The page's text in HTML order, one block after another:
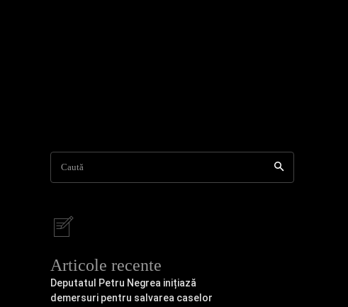
Caută
Articole recente
Deputatul Petru Negrea inițiază
demersuri pentru salvarea caselor